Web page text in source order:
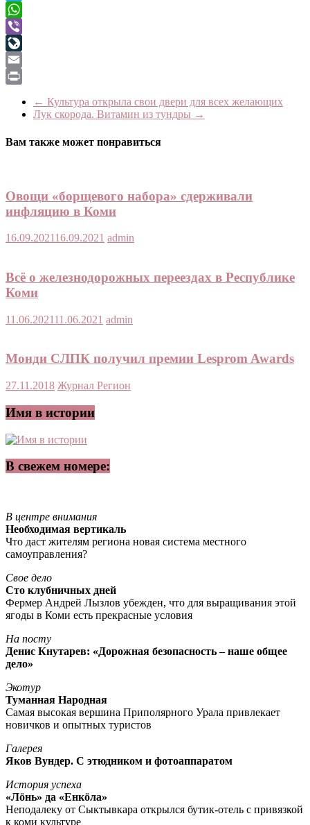
Telegram
WhatsApp
Viber
LiveJournal
Email
← Культура открыла свои двери для всех желающих
Лук скорода. Витамин из тундры →
Вам также может понравиться
Овощи «борщевого набора» сдерживали
инфляцию в Коми
16.09.202116.09.2021 admin
Всё о железнодорожных переездах в Республике
Коми
11.06.202111.06.2021 admin
Монди СЛПК получил премии Lesprom Awards
27.11.2018 Журнал Регион
Имя в истории
В свежем номере:
В центре внимания
Необходимая вертикаль
Что даст жителям региона новая система местного
самоуправления?
Свое дело
Сто клубничных дней
Фермер Андрей Лызлов убежден, что для выращивания этой
ягоды в Коми есть прекрасные условия
На посту
Денис Кнутарев: «Дорожная безопасность – наше общее
дело»
Экотур
Туманная Народная
Самая высокая вершина Приполярного Урала привлекает
новичков и опытных туристов
Галерея
Яков Вундер. С этюдником и фотоаппаратом
История успеха
«Лöнь» да «Енкöла»
Неподалеку от Сыктывкара открылся бутик-отель с привязкой
к коми культуре